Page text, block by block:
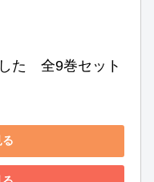
た　全9巻セット